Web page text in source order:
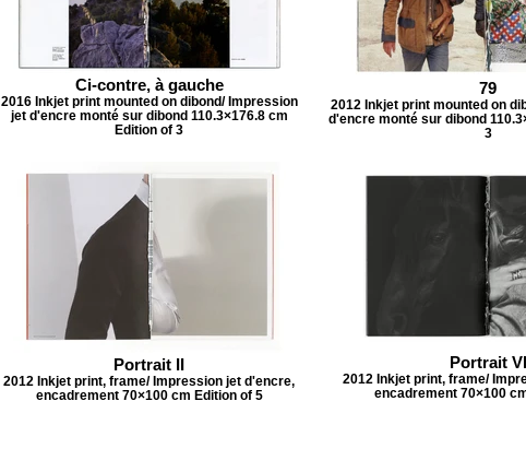
Ci-contre, à gauche
2016 Inkjet print mounted on dibond/ Impression
jet d'encre monté sur dibond 110.3×176.8 cm
Edition of 3
79
2012 Inkjet print mounted on
d'encre monté sur dibond
3
Portrait II
2012 Inkjet print, frame/ Impression jet d'encre,
encadrement 70×100 cm Edition of 5
Portrait VI
2012 Inkjet print, frame/
encadrement 70×100